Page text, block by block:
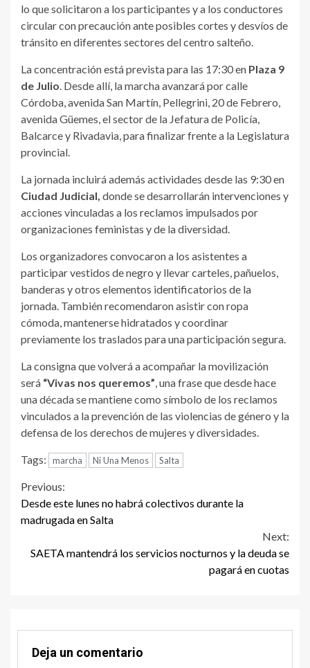
lo que solicitaron a los participantes y a los conductores
circular con precaución ante posibles cortes y desvíos de
tránsito en diferentes sectores del centro salteño.
La concentración está prevista para las 17:30 en Plaza 9
de Julio. Desde allí, la marcha avanzará por calle
Córdoba, avenida San Martín, Pellegrini, 20 de Febrero,
avenida Güemes, el sector de la Jefatura de Policía,
Balcarce y Rivadavia, para finalizar frente a la Legislatura
provincial.
La jornada incluirá además actividades desde las 9:30 en
Ciudad Judicial, donde se desarrollarán intervenciones y
acciones vinculadas a los reclamos impulsados por
organizaciones feministas y de la diversidad.
Los organizadores convocaron a los asistentes a
participar vestidos de negro y llevar carteles, pañuelos,
banderas y otros elementos identificatorios de la
jornada. También recomendaron asistir con ropa
cómoda, mantenerse hidratados y coordinar
previamente los traslados para una participación segura.
La consigna que volverá a acompañar la movilización
será “Vivas nos queremos”, una frase que desde hace
una década se mantiene como símbolo de los reclamos
vinculados a la prevención de las violencias de género y la
defensa de los derechos de mujeres y diversidades.
Tags: marcha Ni Una Menos Salta
Continue
Reading
Previous:
Desde este lunes no habrá colectivos durante la
madrugada en Salta
Next:
SAETA mantendrá los servicios nocturnos y la deuda se
pagará en cuotas
Deja un comentario